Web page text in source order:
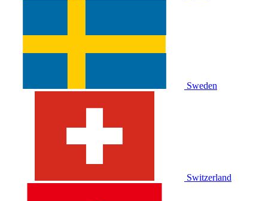
Sweden
Switzerland